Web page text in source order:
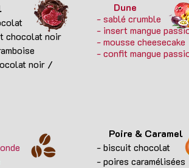
chocolat noir
noir /
Dune
- sablé crumble
- insert mangue
- mousse cheesecake
- confit mangue
Poire & Caramel
- biscuit chocolat
- poires caramélisées